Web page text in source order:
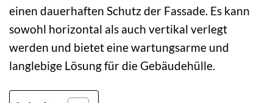
einen dauerhaften Schutz der Fassade. Es kann
sowohl horizontal als auch vertikal verlegt
werden und bietet eine wartungsarme und
langlebige Lösung für die Gebäudehülle.